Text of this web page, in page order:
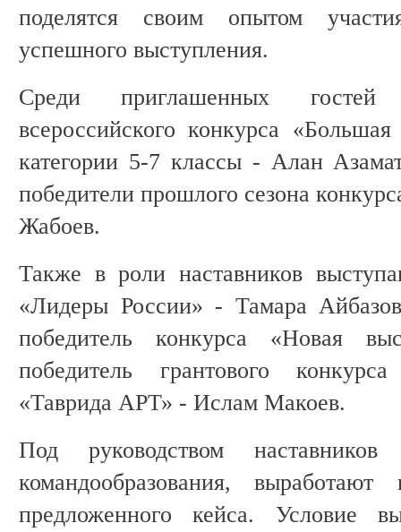
поделятся своим опытом
успешного выступления.
Среди приглашенных гостей
всероссийского конкурса
категории 5-7 классы - Алан
победители прошлого сезона
Жабоев.
Также в роли наставников
«Лидеры России» - Тамара
победитель конкурса «Новая
победитель грантового
«Таврида АРТ» - Ислам Макоев.
Под руководством
командообразования,
предложенного кейса. Условие